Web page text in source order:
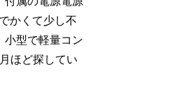
かくて少し不
小型で軽量コン
ほど探してい